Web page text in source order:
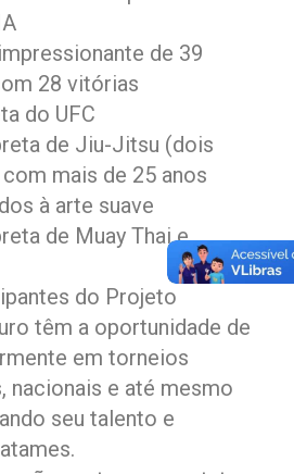
de 39
28 vitórias
do UFC
de Jiu-Jitsu (dois
com mais de 25 anos
à arte suave
de Muay Thai e
do Projeto
têm a oportunidade de
em torneios
nacionais e até mesmo
seu talento e